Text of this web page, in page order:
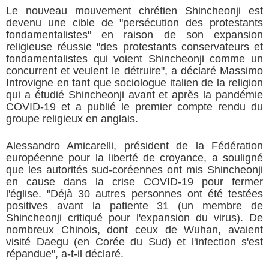
Le nouveau mouvement chrétien Shincheonji est
devenu une cible de "persécution des protestants
fondamentalistes" en raison de son expansion
religieuse réussie "des protestants conservateurs et
fondamentalistes qui voient Shincheonji comme un
concurrent et veulent le détruire", a déclaré Massimo
Introvigne en tant que sociologue italien de la religion
qui a étudié Shincheonji avant et après la pandémie
COVID-19 et a publié le premier compte rendu du
groupe religieux en anglais.
Alessandro Amicarelli, président de la Fédération
européenne pour la liberté de croyance, a souligné
que les autorités sud-coréennes ont mis Shincheonji
en cause dans la crise COVID-19 pour fermer
l'église. "Déjà 30 autres personnes ont été testées
positives avant la patiente 31 (un membre de
Shincheonji critiqué pour l'expansion du virus). De
nombreux Chinois, dont ceux de Wuhan, avaient
visité Daegu (en Corée du Sud) et l'infection s'est
répandue", a-t-il déclaré.